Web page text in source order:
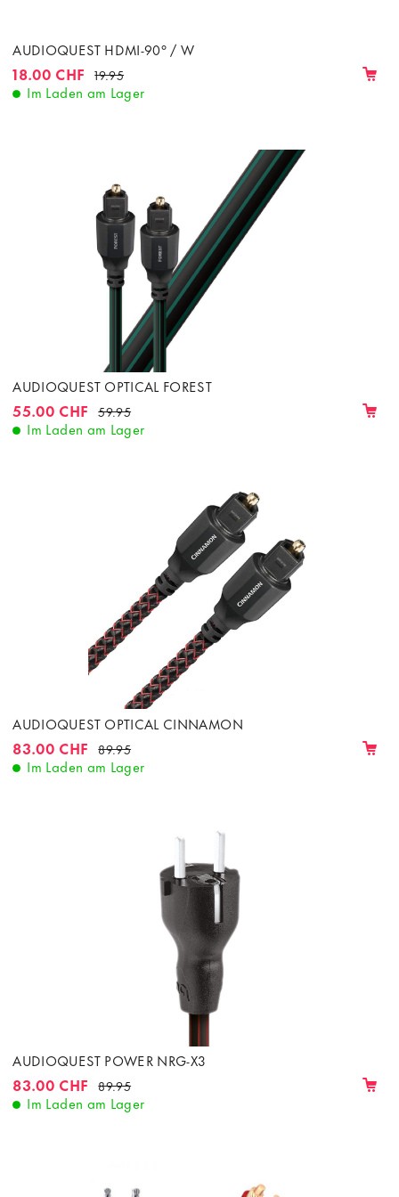
AUDIOQUEST HDMI-90° / W
18.00 CHF 19.95
Im Laden am Lager
AUDIOQUEST OPTICAL FOREST
55.00 CHF 59.95
Im Laden am Lager
AUDIOQUEST OPTICAL CINNAMON
83.00 CHF 89.95
Im Laden am Lager
AUDIOQUEST POWER NRG-X3
83.00 CHF 89.95
Im Laden am Lager